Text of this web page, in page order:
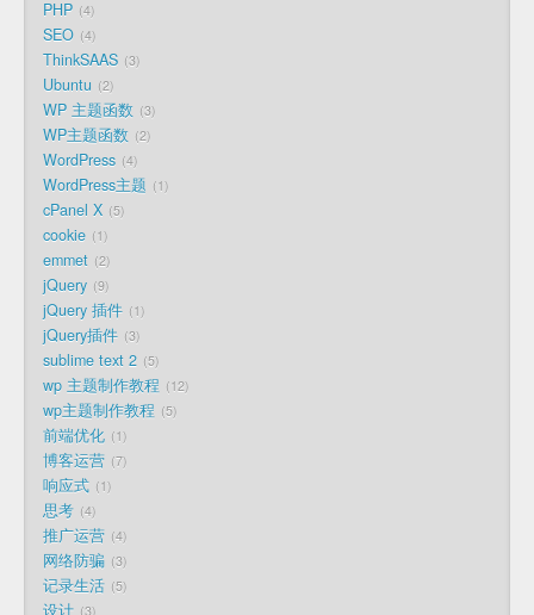
PHP 4
SEO 4
ThinkSAAS 3
Ubuntu 2
WP 主题函数 3
WP主题函数 2
WordPress 4
WordPress主题 1
cPanel X 5
cookie 1
emmet 2
jQuery 9
jQuery 插件 1
jQuery插件 3
sublime text 2 5
wp 主题制作教程 12
wp主题制作教程 5
前端优化 1
博客运营 7
响应式 1
思考 4
推广运营 4
网络防骗 3
记录生活 5
设计 3